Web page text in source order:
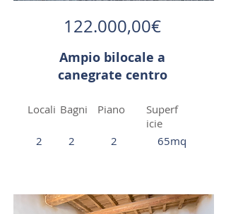
122.000,00€
Ampio bilocale a
canegrate centro
Locali
2
Bagni
2
Piano
2
Superf
icie
65mq